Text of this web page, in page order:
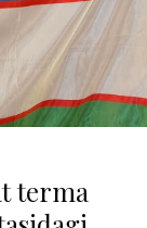
terma